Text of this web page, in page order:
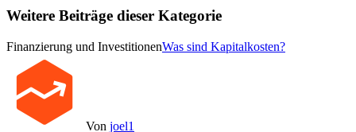
Weitere Beiträge dieser Kategorie
Finanzierung und InvestitionenWas sind Kapitalkosten?
Von joel1